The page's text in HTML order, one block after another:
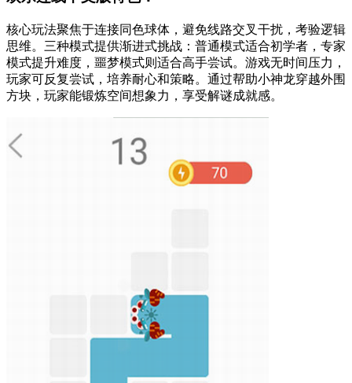
核心玩法聚焦于连接同色球体，避免线路交叉干扰，考验逻辑
思维。三种模式提供渐进式挑战：普通模式适合初学者，专家
模式提升难度，噩梦模式则适合高手尝试。游戏无时间压力，
玩家可反复尝试，培养耐心和策略。通过帮助小神龙穿越外围
方块，玩家能锻炼空间想象力，享受解谜成就感。